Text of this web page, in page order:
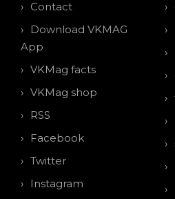
Contact
Download VKMAG
App
VKMag facts
VKMag shop
RSS
Facebook
Twitter
Instagram